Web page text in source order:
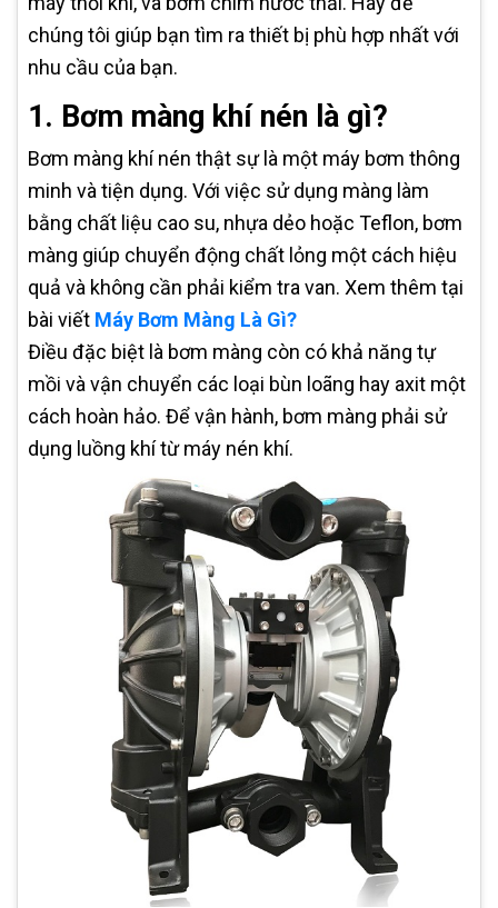
chúng tôi giúp bạn tìm ra thiết bị phù hợp nhất với
nhu cầu của bạn.
1. Bơm màng khí nén là gì?
Bơm màng khí nén thật sự là một máy bơm thông
minh và tiện dụng. Với việc sử dụng màng làm
bằng chất liệu cao su, nhựa dẻo hoặc Teflon, bơm
màng giúp chuyển động chất lỏng một cách hiệu
quả và không cần phải kiểm tra van. Xem thêm tại
bài viết Máy Bơm Màng Là Gì?
Điều đặc biệt là bơm màng còn có khả năng tự
mồi và vận chuyển các loại bùn loãng hay axit một
cách hoàn hảo. Để vận hành, bơm màng phải sử
dụng luồng khí từ máy nén khí.